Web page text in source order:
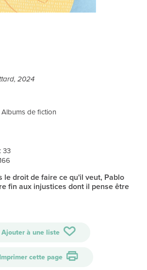
2024
de fiction
33
le droit de faire ce qu'il veut, Pablo
fin aux injustices dont il pense être
Ajouter à une liste
Imprimer cette page